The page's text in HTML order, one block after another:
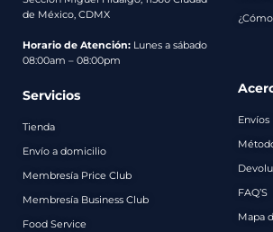
de México, CDMX
Horario de Atención: Lunes a sábado
08:00am – 08:00pm
Servicios
Tienda
Envío a domicilio
Membresía Price Club
Membresía Business Club
Food Service
Envíos
FAQ’S
Mapa
de